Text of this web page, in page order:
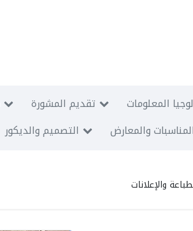
تقديم المشورة
المعلومات
التصميم والديكور والمعارض